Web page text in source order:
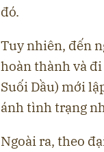
đó.
Tuy nhiên, đến
hoàn thành và đi
Suối Dầu) mới
ánh tình trạng
Ngoài ra, theo